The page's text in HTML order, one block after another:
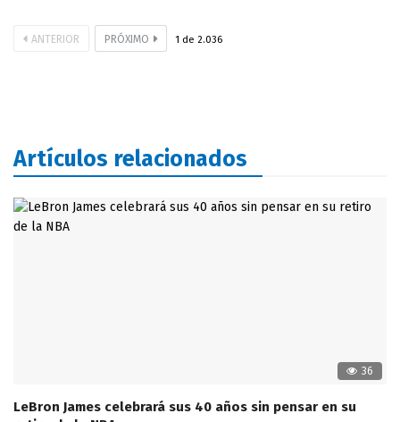
ANTERIOR PRÓXIMO 1 de 2.036
Artículos relacionados
36
LeBron James celebrará sus 40 años sin pensar en su